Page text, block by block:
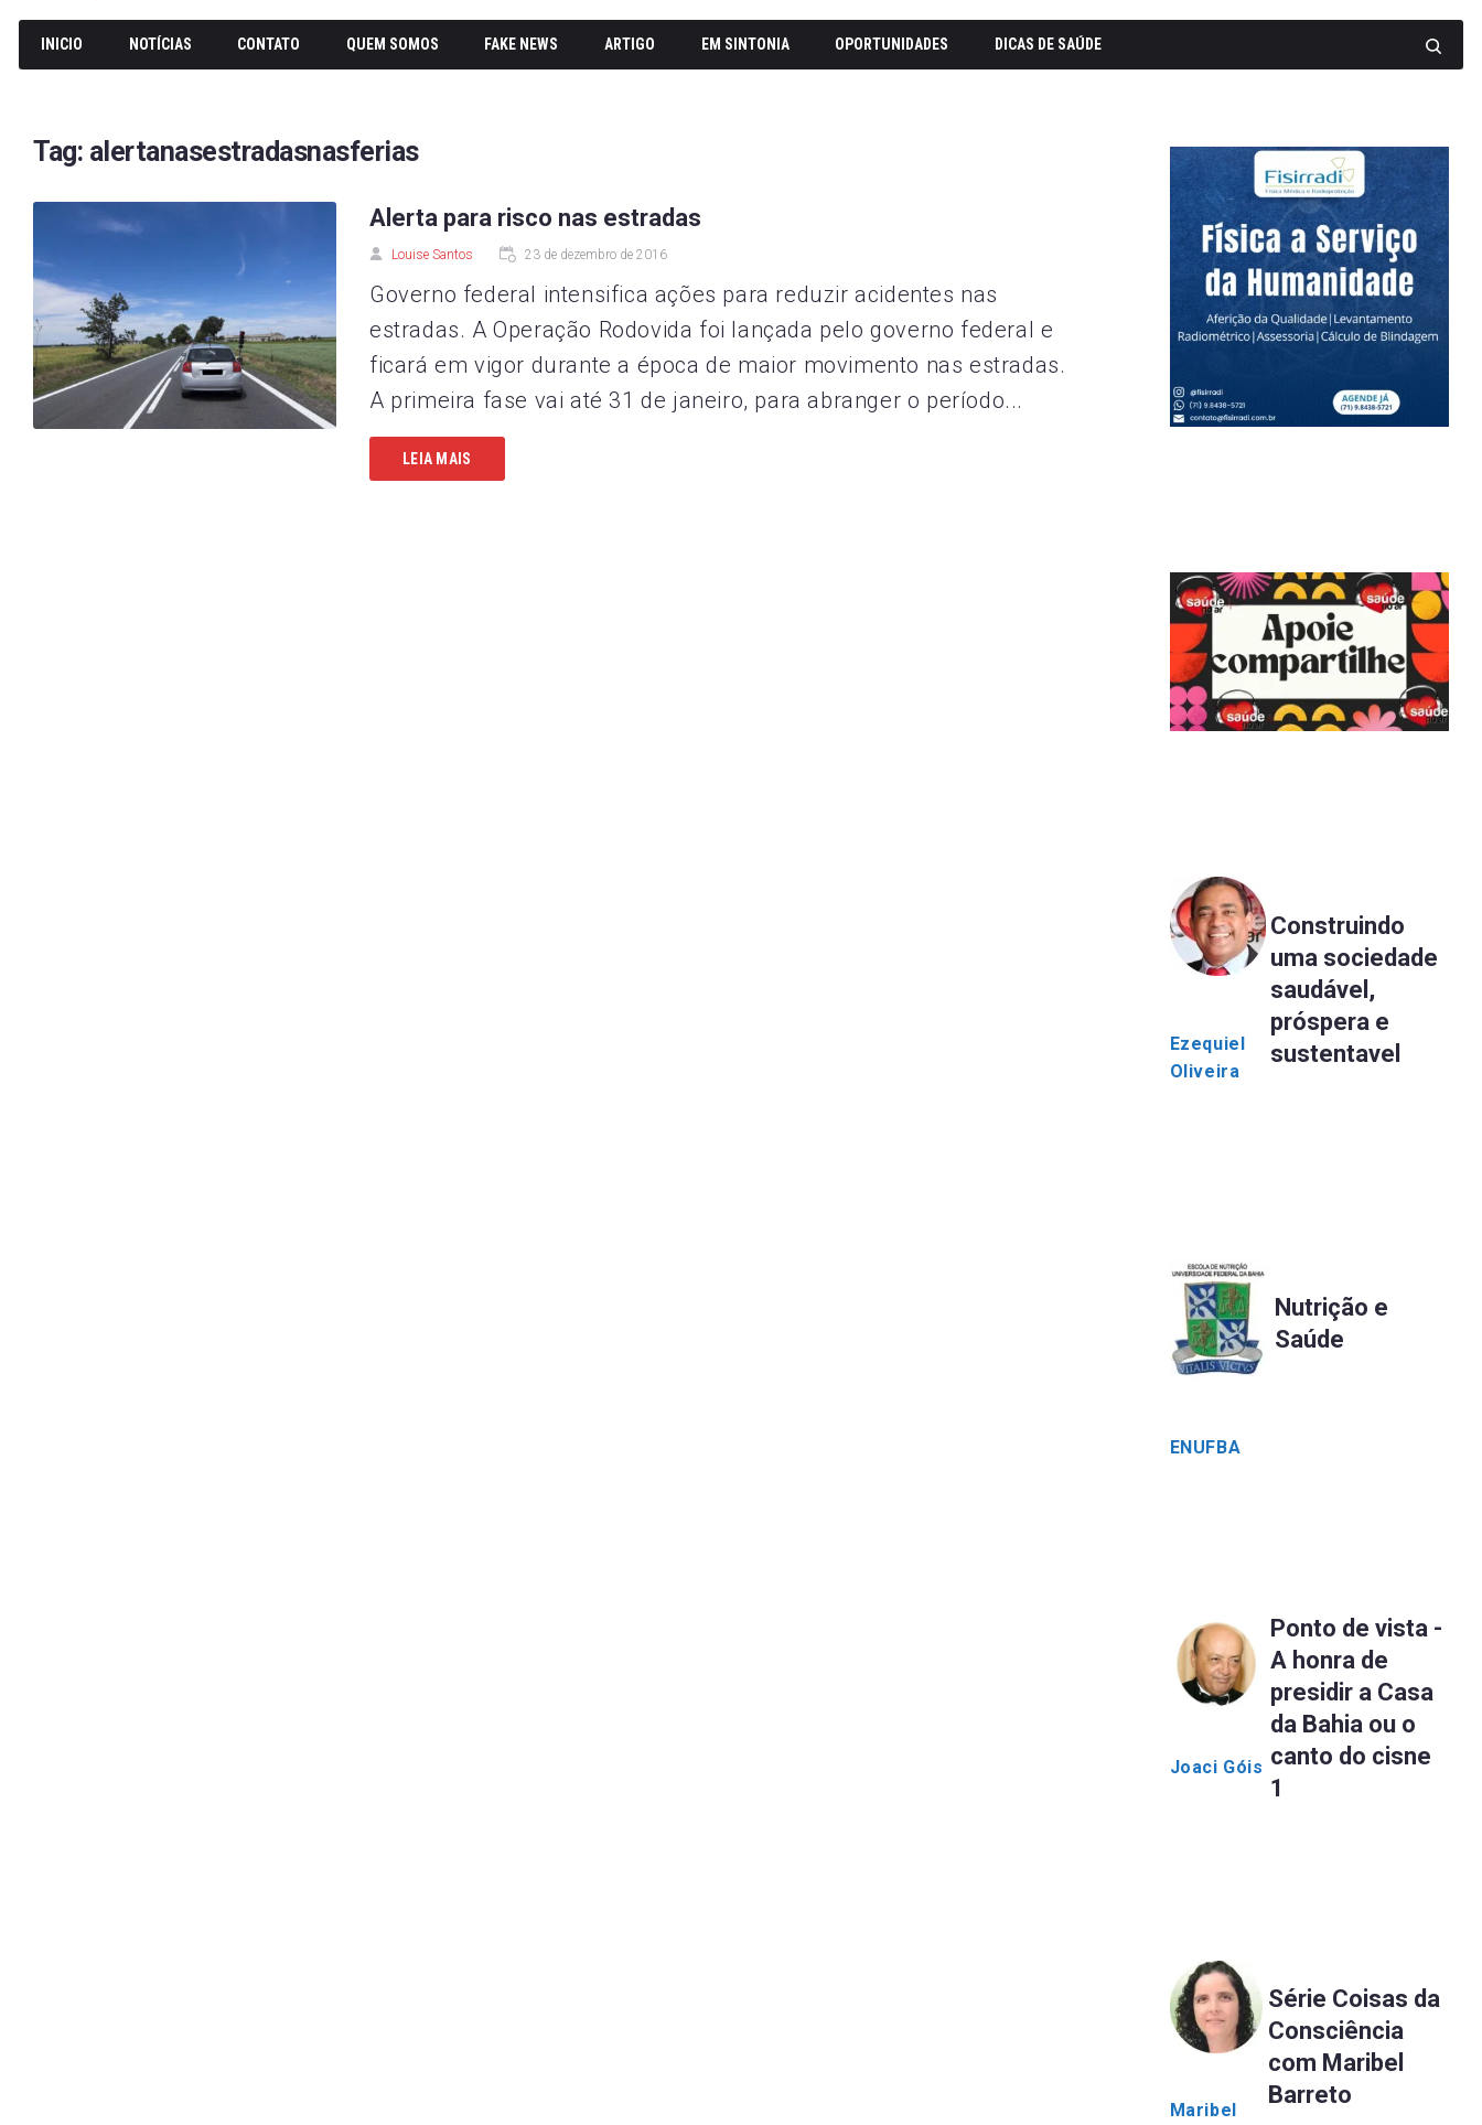
INICIO NOTÍCIAS CONTATO QUEM SOMOS FAKE NEWS ARTIGO EM SINTONIA OPORTUNIDADES DICAS DE SAÚDE
Tag: alertanasestradasnasferias
Alerta para risco nas estradas
Louise Santos 23 de dezembro de 2016
Governo federal intensifica ações para reduzir acidentes nas
estradas. A Operação Rodovida foi lançada pelo governo federal e
ficará em vigor durante a época de maior movimento nas estradas.
A primeira fase vai até 31 de janeiro, para abranger o período...
LEIA MAIS
Ezequiel
Oliveira
Construindo
uma sociedade
saudável,
próspera e
sustentavel
ENUFBA
Nutrição e
Saúde
Joaci Góis
Ponto de vista -
A honra de
presidir a Casa
da Bahia ou o
canto do cisne
1
Maribel
Série Coisas da
Consciência
com Maribel
Barreto